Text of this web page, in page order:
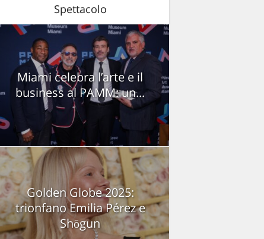
Spettacolo
Miami celebra l’arte e il
business al PAMM: un...
Golden Globe 2025:
trionfano Emilia Pérez e
Shōgun